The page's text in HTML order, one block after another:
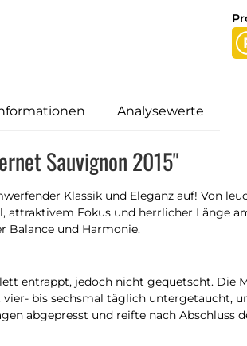
Analysewerte
Sauvignon 2015"
Klassik und Eleganz auf! Von
Fokus und herrlicher Länge
Balance und Harmonie.
entrappt, jedoch nicht gequetscht.
bis sechsmal täglich untergetaucht,
abgepresst und reifte nach Abschluss